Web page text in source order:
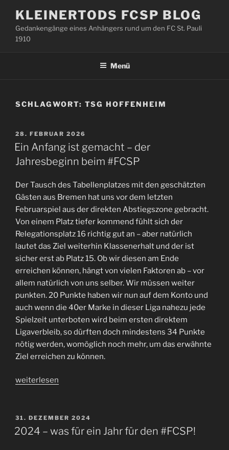
Inhalt
springen
KLEINERTODS FCSP BLOG
Gedankengänge eines Anhängers rund um den FC St. Pauli
1910
Menü
SCHLAGWORT: TSG HOFFENHEIM
VERÖFFENTLICHT
AM
28. FEBRUAR 2026
Ein Anfang ist gemacht – der
Jahresbeginn beim #FCSP
Der Tausch des Tabellenplatzes mit den geschätzten
Gästen aus Bremen hat uns vor dem letzten
Februarspiel aus der direkten Abstiegszone gebracht.
Von einem Platz tiefer kommend fühlt sich der
Relegationsplatz 16 richtig gut an – aber natürlich
lautet das Ziel weiterhin Klassenerhalt und der ist
sicher erst ab Platz 15. Ob wir diesen am Ende
erreichen können, hängt von vielen Faktoren ab – vor
allem natürlich von uns selber. Wir müssen weiter
punkten. 20 Punkte haben wir nun auf dem Konto und
auch wenn die 40er Marke in dieser Liga nahezu jede
Spielzeit unterboten wird beim ersten direktem
Ligaverbleib, so dürften doch mindestens 34 Punkte
nötig werden, womöglich noch mehr, um das erwähnte
Ziel erreichen zu können.
„Ein
gemacht
–
weiterlesen
VERÖFFENTLICHT
AM
31. DEZEMBER 2024
2024 – was für ein Jahr für den #FCSP!